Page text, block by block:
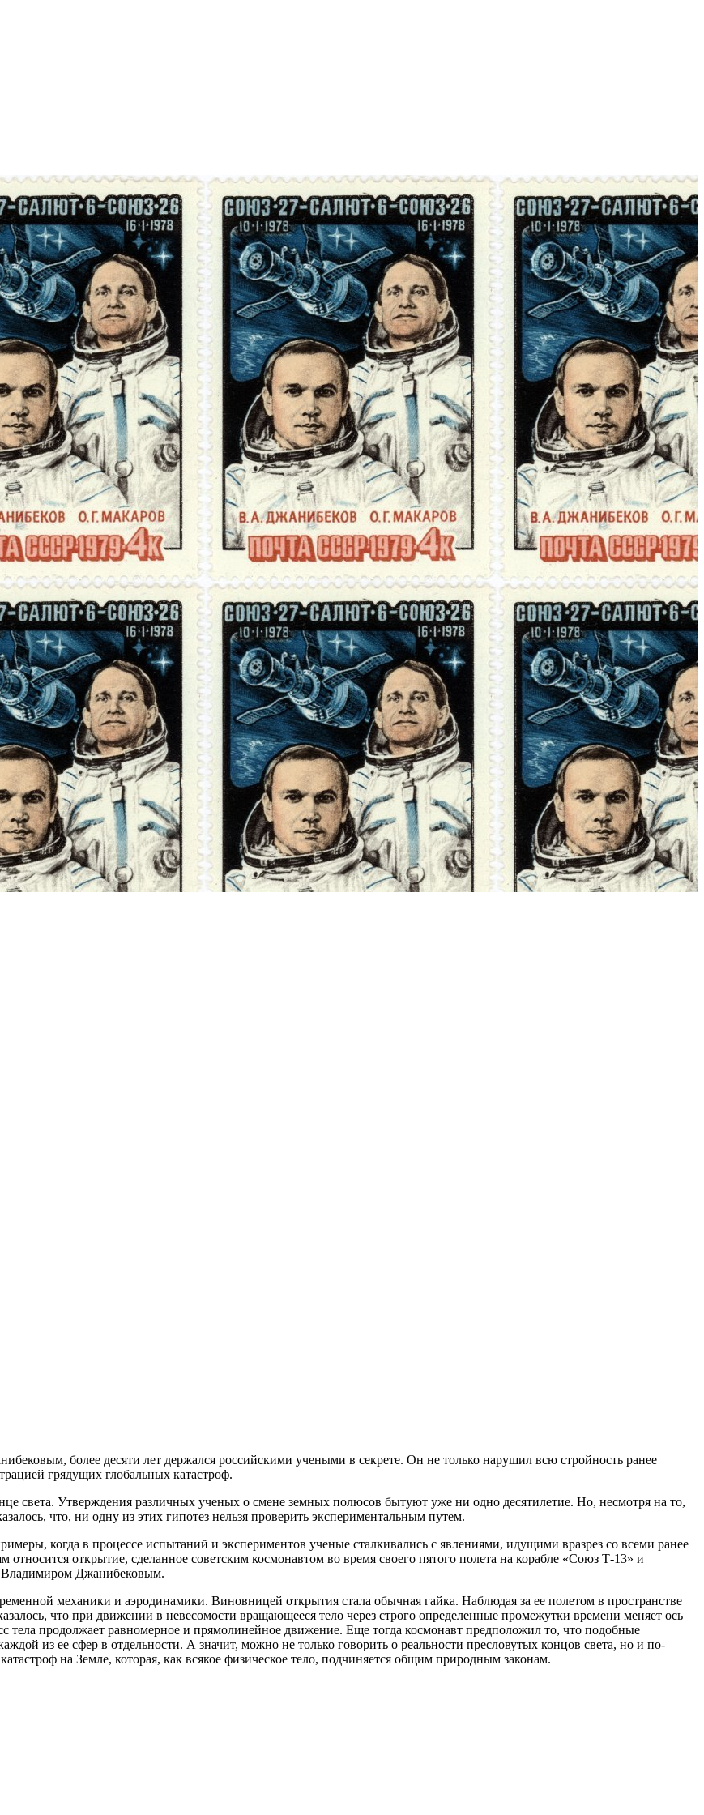
более десяти лет держался российскими учеными в секрете. Он не только нарушил всю стройность ранее
грядущих глобальных катастроф.
света. Утверждения различных ученых о смене земных полюсов бытуют уже ни одно десятилетие. Но, несмотря на то,
что, ни одну из этих гипотез нельзя проверить экспериментальным путем.
когда в процессе испытаний и экспериментов ученые сталкивались с явлениями, идущими вразрез со всеми ранее
открытие, сделанное советским космонавтом во время своего пятого полета на корабле «Союз Т-13» и
Владимиром Джанибековым.
механики и аэродинамики. Виновницей открытия стала обычная гайка. Наблюдая за ее полетом в пространстве
что при движении в невесомости вращающееся тело через строго определенные промежутки времени меняет ось
тела продолжает равномерное и прямолинейное движение. Еще тогда космонавт предположил то, что подобные
из ее сфер в отдельности. А значит, можно не только говорить о реальности пресловутых концов света, но и по-
на Земле, которая, как всякое физическое тело, подчиняется общим природным законам.